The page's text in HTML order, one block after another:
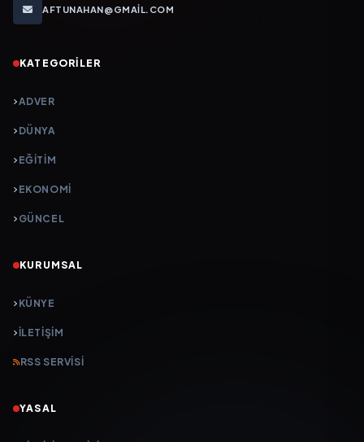
AFTUNAHAN@GMAIL.COM
KATEGORILER
ADVER
DÜNYA
EĞİTİM
EKONOMİ
GÜNCEL
KURUMSAL
KÜNYE
İLETIŞIM
RSS SERVISI
YASAL